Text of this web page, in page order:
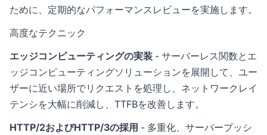
ために、定期的なパフォーマンスレビューを実施します。
高度なテクニック
エッジコンピューティングの実装 - サーバーレス関数とエ
ッジコンピューティングソリューションを展開して、ユー
ザーに近い場所でリクエストを処理し、ネットワークレイ
テンシを大幅に削減し、TTFBを改善します。
HTTP/2およびHTTP/3の採用 - 多重化、サーバープッシ